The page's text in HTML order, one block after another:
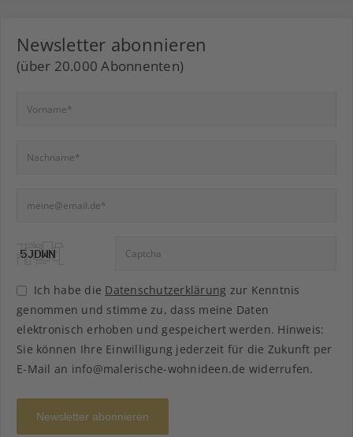
Newsletter abonnieren
(über 20.000 Abonnenten)
Ich habe die Datenschutzerklärung zur Kenntnis
genommen und stimme zu, dass meine Daten
elektronisch erhoben und gespeichert werden. Hinweis:
Sie können Ihre Einwilligung jederzeit für die Zukunft per
E-Mail an info@malerische-wohnideen.de widerrufen.